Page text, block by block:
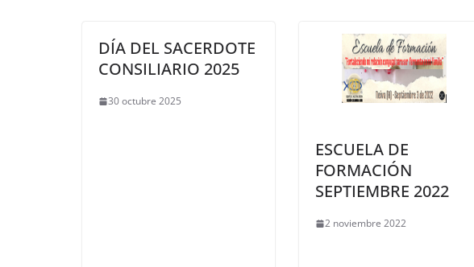
DÍA DEL SACERDOTE
CONSILIARIO 2025
30 octubre 2025
ESCUELA DE
FORMACIÓN
SEPTIEMBRE 2022
2 noviembre 2022